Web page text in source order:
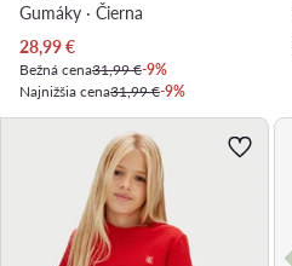
Gumáky · Čierna
Aktuálna cena
28,99€
Bežná cena31,99 €-9%
Najnižšia cena31,99 €-9%